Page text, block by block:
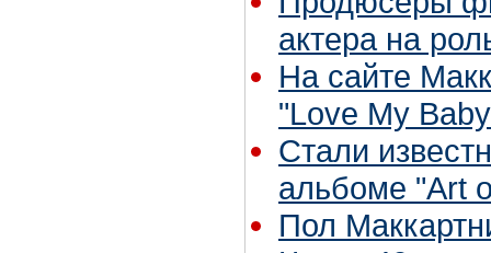
актера на
На сайте
"Love My
Стали
альбоме "Art
Пол